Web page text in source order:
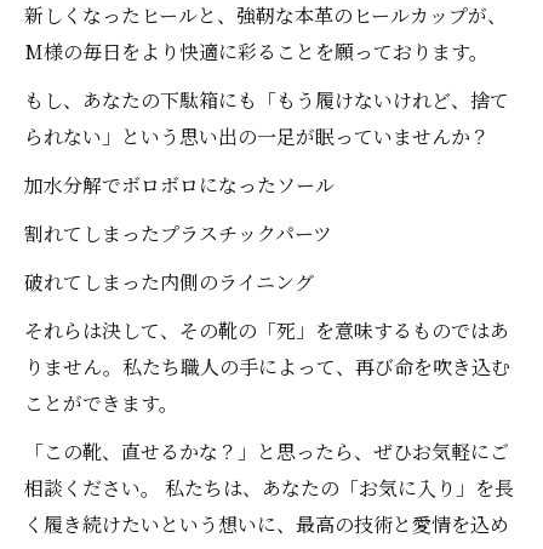
新しくなったヒールと、強靭な本革のヒールカップが、
M様の毎日をより快適に彩ることを願っております。
もし、あなたの下駄箱にも「もう履けないけれど、捨て
られない」という思い出の一足が眠っていませんか？
加水分解でボロボロになったソール
割れてしまったプラスチックパーツ
破れてしまった内側のライニング
それらは決して、その靴の「死」を意味するものではあ
りません。私たち職人の手によって、再び命を吹き込む
ことができます。
「この靴、直せるかな？」と思ったら、ぜひお気軽にご
相談ください。 私たちは、あなたの「お気に入り」を長
く履き続けたいという想いに、最高の技術と愛情を込め